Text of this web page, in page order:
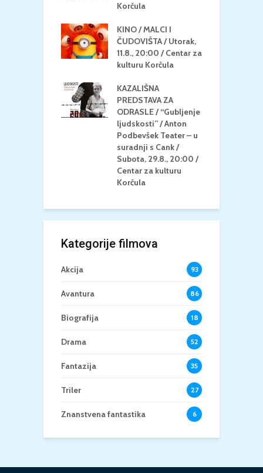
Korčula
KINO / MALCI I
ČUDOVIŠTA / Utorak,
11.8., 20:00 / Centar za
kulturu Korčula
KAZALIŠNA
PREDSTAVA ZA
ODRASLE / “Gubljenje
ljudskosti” / Anton
Podbevšek Teater – u
suradnji s Cank /
Subota, 29.8., 20:00 /
Centar za kulturu
Korčula
Kategorije filmova
Akcija 93
Avantura 86
Biografija 18
Drama 52
Fantazija 35
Triler 27
Znanstvena fantastika 6